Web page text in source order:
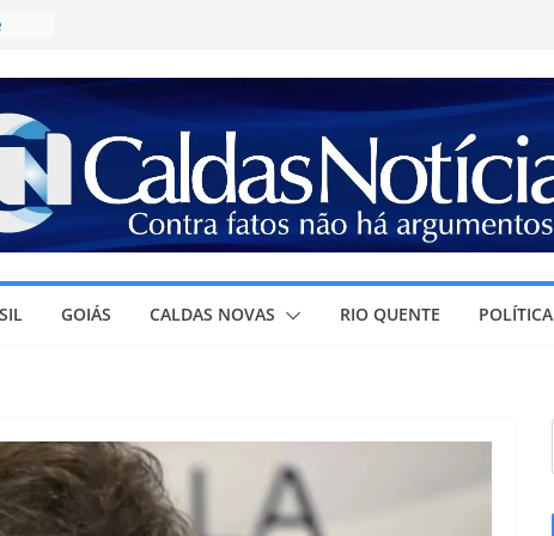
à
GOIÁS CALDAS NOVAS RIO QUENTE POLÍTICA